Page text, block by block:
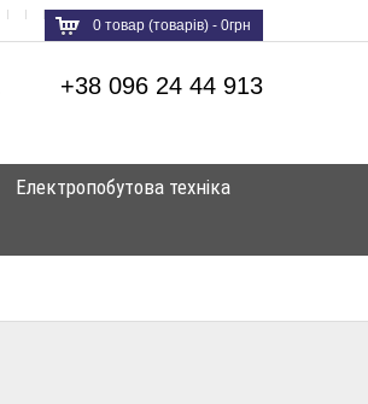
0 товар (товарів) - 0грн
+38 096 24 44 913
Електропобутова техніка